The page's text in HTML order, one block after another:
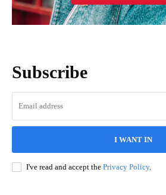
Subscribe
I WANT IN
I've read and accept the Privacy Policy.